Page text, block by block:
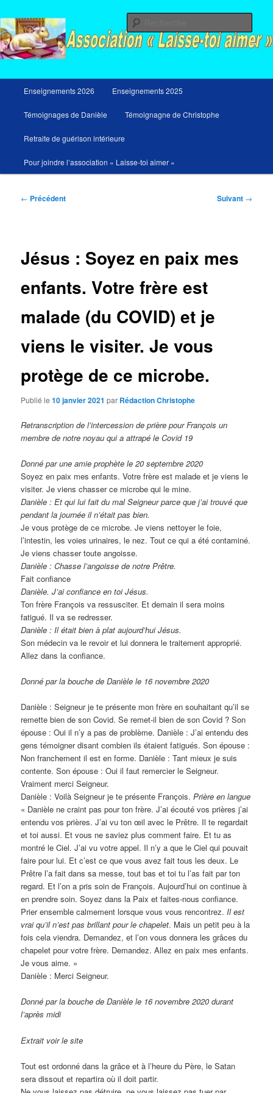
au
contenu
principal
principal
Enseignements 2026 Enseignements 2025
Témoignages de Danièle Témoignagne de Christophe
Retraite de guérison intérieure
Pour joindre l’association « Laisse-toi aimer »
Navigation
← Précédent Suivant →
Jésus : Soyez en paix mes
enfants. Votre frère est
malade (du COVID) et je
viens le visiter. Je vous
protège de ce microbe.
Publié le10 janvier 2021 par Rédaction Christophe
Retranscription de l’intercession de prière pour François un
membre de notre noyau qui a attrapé le Covid 19
Donné par une amie prophète le 20 septembre 2020
Soyez en paix mes enfants. Votre frère est malade et je viens le
visiter. Je viens chasser ce microbe qui le mine.
Danièle : Et qui lui fait du mal Seigneur parce que j’ai trouvé que
pendant la journée il n’était pas bien.
Je vous protège de ce microbe. Je viens nettoyer le foie,
l’intestin, les voies urinaires, le nez. Tout ce qui a été contaminé.
Je viens chasser toute angoisse.
Danièle : Chasse l’angoisse de notre Prêtre.
Fait confiance
Danièle. J’ai confiance en toi Jésus.
Ton frère François va ressusciter. Et demain il sera moins
fatigué. Il va se redresser.
Danièle : Il était bien à plat aujourd’hui Jésus.
Son médecin va le revoir et lui donnera le traitement approprié.
Allez dans la confiance.
Donné par la bouche de Danièle le 16 novembre 2020
Danièle : Seigneur je te présente mon frère en souhaitant qu’il se
remette bien de son Covid. Se remet-il bien de son Covid ? Son
épouse : Oui il n’y a pas de problème. Danièle : J’ai entendu des
gens témoigner disant combien ils étaient fatigués. Son épouse :
Non franchement il est en forme. Danièle : Tant mieux je suis
contente. Son épouse : Oui il faut remercier le Seigneur.
Vraiment merci Seigneur.
Danièle : Voilà Seigneur je te présente François.Prière en langue
« Danièle ne craint pas pour ton frère. J’ai écouté vos prières j’ai
entendu vos prières. J’ai vu ton œil avec le Prêtre. Il te regardait
et toi aussi. Et vous ne saviez plus comment faire. Et tu as
montré le Ciel. J’ai vu votre appel. Il n’y a que le Ciel qui pouvait
faire pour lui. Et c’est ce que vous avez fait tous les deux. Le
Prêtre l’a fait dans sa messe, tout bas et toi tu l’as fait par ton
regard. Et l’on a pris soin de François. Aujourd’hui on continue à
en prendre soin. Soyez dans la Paix et faites-nous confiance.
Prier ensemble calmement lorsque vous vous rencontrez.Il est
vrai qu’il n’est pas brillant pour le chapelet. Mais un petit peu à la
fois cela viendra. Demandez, et l’on vous donnera les grâces du
chapelet pour votre frère. Demandez. Allez en paix mes enfants.
Je vous aime. »
Danièle : Merci Seigneur.
Donné par la bouche de Danièle le 16 novembre 2020 durant
l’après midi
Extrait voir le site
Tout est ordonné dans la grâce et à l’heure du Père, le Satan
sera dissout et repartira où il doit partir.